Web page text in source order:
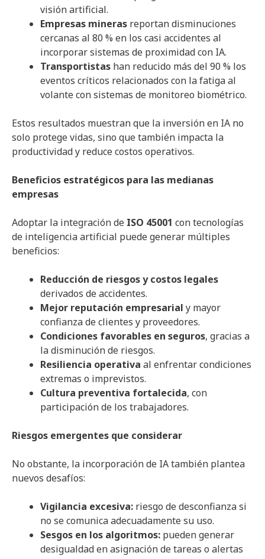
visión artificial.
Empresas mineras reportan disminuciones
cercanas al 80 % en los casi accidentes al
incorporar sistemas de proximidad con IA.
Transportistas han reducido más del 90 % los
eventos críticos relacionados con la fatiga al
volante con sistemas de monitoreo biométrico.
Estos resultados muestran que la inversión en IA no
solo protege vidas, sino que también impacta la
productividad y reduce costos operativos.
Beneficios estratégicos para las medianas
empresas
Adoptar la integración de ISO 45001 con tecnologías
de inteligencia artificial puede generar múltiples
beneficios:
Reducción de riesgos y costos legales
derivados de accidentes.
Mejor reputación empresarial y mayor
confianza de clientes y proveedores.
Condiciones favorables en seguros, gracias a
la disminución de riesgos.
Resiliencia operativa al enfrentar condiciones
extremas o imprevistos.
Cultura preventiva fortalecida, con
participación de los trabajadores.
Riesgos emergentes que considerar
No obstante, la incorporación de IA también plantea
nuevos desafíos:
Vigilancia excesiva: riesgo de desconfianza si
no se comunica adecuadamente su uso.
Sesgos en los algoritmos: pueden generar
desigualdad en asignación de tareas o alertas